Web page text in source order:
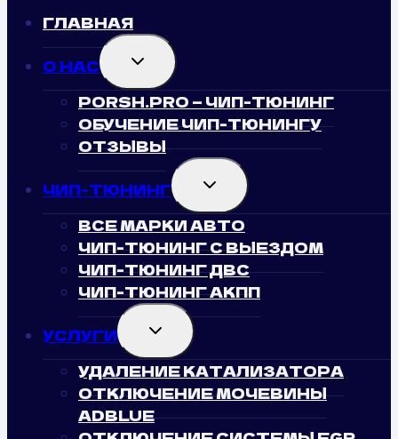
ГЛАВНАЯ
О НАС TOGGLE
CHILD
MENU
PORSH.PRO — ЧИП-ТЮНИНГ
ОБУЧЕНИЕ ЧИП-ТЮНИНГУ
ОТЗЫВЫ
ЧИП-ТЮНИНГ TOGGLE
CHILD
MENU
ВСЕ МАРКИ АВТО
ЧИП-ТЮНИНГ С ВЫЕЗДОМ
ЧИП-ТЮНИНГ ДВС
ЧИП-ТЮНИНГ АКПП
УСЛУГИ TOGGLE
CHILD
MENU
УДАЛЕНИЕ КАТАЛИЗАТОРА
ОТКЛЮЧЕНИЕ МОЧЕВИНЫ
ADBLUE